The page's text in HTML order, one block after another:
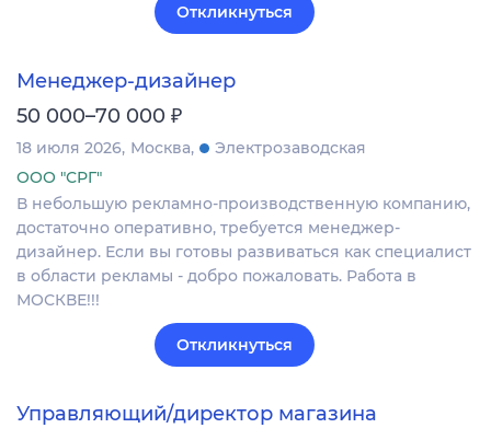
Откликнуться
Менеджер-дизайнер
50 000–70 000 ₽
18 июля 2026 Москва
Электрозаводская
ООО "СРГ"
В небольшую рекламно-производственную компанию,
достаточно оперативно, требуется менеджер-
дизайнер. Если вы готовы развиваться как специалист
в области рекламы - добро пожаловать. Работа в
МОСКВЕ!!!
Откликнуться
Управляющий/директор магазина